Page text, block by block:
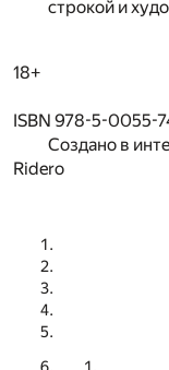
строкой и
18+
ISBN 978-5-0055-
Создано в
Ridero